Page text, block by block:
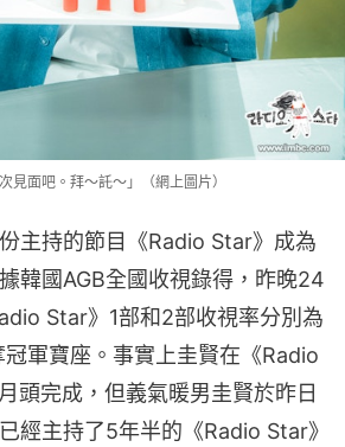
見面吧。拜～託～」（網上圖片）
主持的節目《Radio Star》成為
韓國AGB全國收視錄得，昨晚24
Star》1部和2部收視率分別為
冠軍寶座。事實上圭賢在《Radio
頭完成，但義氣暖男圭賢於昨日
經主持了5年半的《Radio Star》